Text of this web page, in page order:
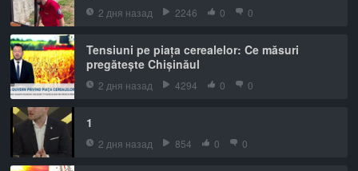
2 дня назад 2246 0 0
Tensiuni pe piața cerealelor: Ce măsuri
pregătește Chișinăul
2 дня назад 4294 0 0
1
2 дня назад 854 0 0